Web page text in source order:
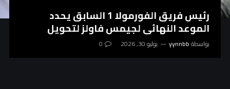
رئيس فريق الفورمولا 1 السابق يحدد
الموعد النهائي لجيمس فاولز لتحويل
ويليامز إلى الوراء: “العودة إلى الوراء”
بواسطةyynnbb يوليو 30, 2026 0